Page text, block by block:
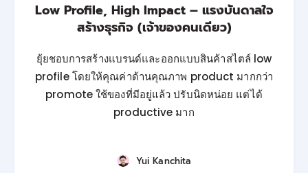
Low Profile, High Impact – แรงบันดาลใจ
สร้างธุรกิจ (เจ้าของคนเดียว)
ยุ้ยชอบการสร้างแบรนด์และออกแบบสินค้าสไตล์ low
profile โดยให้คุณค่าด้านคุณภาพ product มากกว่า
promote ใช้ของที่มีอยู่แล้ว ปรับนิดหน่อย แต่ได้
productive มาก
Yui Kanchita